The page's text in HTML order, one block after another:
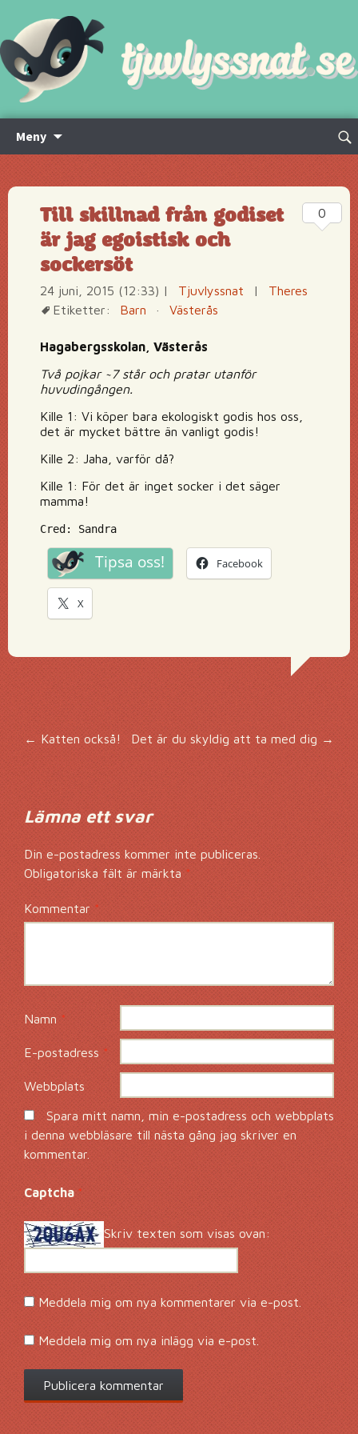
Meny
innehåll
Sök
Till skillnad från godiset
är jag egoistisk och
sockersöt
24 juni, 2015 (12:33) | Tjuvlyssnat |
Theres
Etiketter:
Barn · Västerås
Hagabergsskolan, Västerås
Två pojkar ~7 står och pratar utanför
huvudingången.
Kille 1: Vi köper bara ekologiskt godis hos oss,
det är mycket bättre än vanligt godis!
Kille 2: Jaha, varför då?
Kille 1: För det är inget socker i det säger
mamma!
Cred: Sandra
Tipsa oss! Facebook
X
0
Inläggsnavigering
← Katten också! Det är du skyldig att ta med dig →
Lämna ett svar
Din e-postadress kommer inte publiceras.
Obligatoriska fält är märkta*
Kommentar *
Namn*
E-postadress *
Webbplats
Spara mitt namn, min e-postadress och webbplats
i denna webbläsare till nästa gång jag skriver en
kommentar.
Captcha*
Skriv texten som visas ovan:
Meddela mig om nya kommentarer via e-post.
Meddela mig om nya inlägg via e-post.